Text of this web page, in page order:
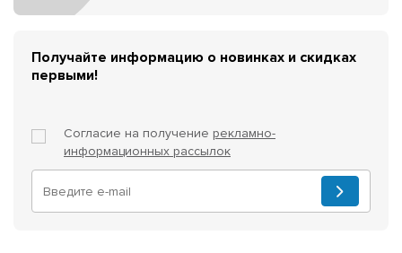
Получайте информацию о новинках и скидках
первыми!
Согласие на получение рекламно-
информационных рассылок